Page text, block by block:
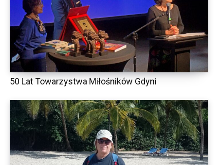
50 Lat Towarzystwa Miłośników Gdyni